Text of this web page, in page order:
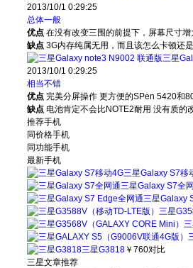
2013/10/1 0:29:25
总体一般
优点 在没有改变三围的前提下，屏幕尺寸
缺点 3G内存纯属无用，而且该怎么卡顿还
三星
2013/10/1 0:29:25
相当不错
优点 完美分屏操作 更方便的SPen 5420和
缺点 电池肯定不会比NOTE2耐用 没有质的
推荐手机
同价格手机
同功能手机
最新手机
三星Galaxy S7移
三星Galaxy S7全
三星Galaxy
三星
三星G3818 ￥760对比
三星文章推荐